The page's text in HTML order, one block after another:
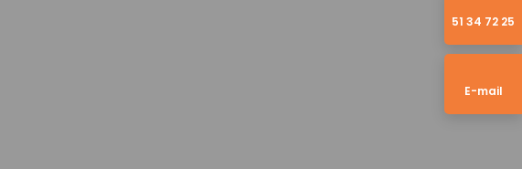
51 34 72 25​
E-mail